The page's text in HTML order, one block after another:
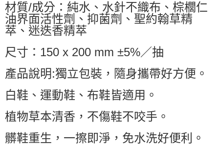
材質/成分：純水、水針不織布、棕櫚仁
油界面活性劑、抑菌劑、聖約翰草精
萃、迷迭香精萃
尺寸：150 x 200 mm ±5%／抽
產品說明:獨立包裝，隨身攜帶好方便。
白鞋、運動鞋、布鞋皆適用。
植物草本清香，不傷鞋不咬手。
髒鞋重生，一擦即淨，免水洗好便利。